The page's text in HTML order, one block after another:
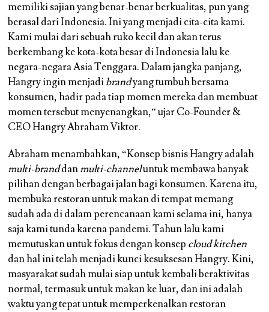
memiliki sajian yang benar-benar berkualitas, pun yang
berasal dari Indonesia. Ini yang menjadi cita-cita kami.
Kami mulai dari sebuah ruko kecil dan akan terus
berkembang ke kota-kota besar di Indonesia lalu ke
negara-negara Asia Tenggara. Dalam jangka panjang,
Hangry ingin menjadibrandyang tumbuh bersama
konsumen, hadir pada tiap momen mereka dan membuat
momen tersebut menyenangkan,” ujar Co-Founder &
CEO Hangry Abraham Viktor.
Abraham menambahkan, “Konsep bisnis Hangry adalah
multi-branddanmulti-channeluntuk membawa banyak
pilihan dengan berbagai jalan bagi konsumen. Karena itu,
membuka restoran untuk makan di tempat memang
sudah ada di dalam perencanaan kami selama ini, hanya
saja kami tunda karena pandemi. Tahun lalu kami
memutuskan untuk fokus dengan konsep cloud kitchen
dan hal ini telah menjadi kunci kesuksesan Hangry. Kini,
masyarakat sudah mulai siap untuk kembali beraktivitas
normal, termasuk untuk makan ke luar, dan ini adalah
waktu yang tepat untuk memperkenalkan restoran